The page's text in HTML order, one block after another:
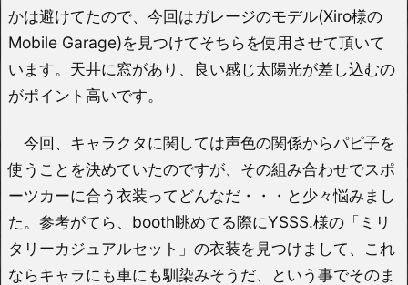
かは避けてたので、今回はガレージのモデル(Xiro様の
Mobile Garage)を見つけてそちらを使用させて頂いて
います。天井に窓があり、良い感じ太陽光が差し込むの
がポイント高いです。
今回、キャラクタに関しては声色の関係からパピ子を
使うことを決めていたのですが、その組み合わせでスポ
ーツカーに合う衣装ってどんなだ・・・と少々悩みまし
た。参考がてら、booth眺めてる際にYSSS.様の「ミリ
タリーカジュアルセット」の衣装を見つけまして、これ
ならキャラにも車にも馴染みそうだ、という事でそのま